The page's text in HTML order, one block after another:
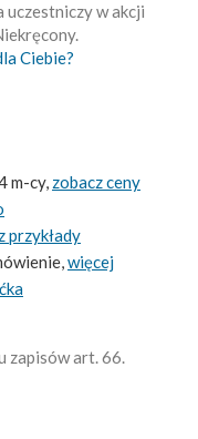
uczestniczy w akcji
Ciebie?
m-cy, zobacz ceny
przykłady
więcej
zapisów art. 66.